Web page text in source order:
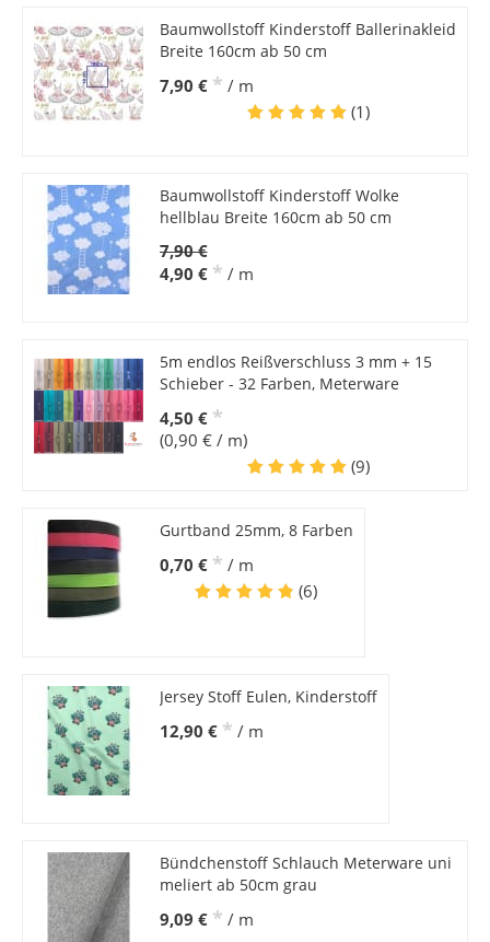
Baumwollstoff Kinderstoff Ballerinakleid
Breite 160cm ab 50 cm
7,90 € * / m
(1)
Baumwollstoff Kinderstoff Wolke
hellblau Breite 160cm ab 50 cm
7,90 €
4,90 € * / m
5m endlos Reißverschluss 3 mm + 15
Schieber - 32 Farben, Meterware
4,50 € *
(0,90 € / m)
(9)
Gurtband 25mm, 8 Farben
0,70 € * / m
(6)
Jersey Stoff Eulen, Kinderstoff
12,90 € * / m
Bündchenstoff Schlauch Meterware uni
meliert ab 50cm grau
9,09 € * / m